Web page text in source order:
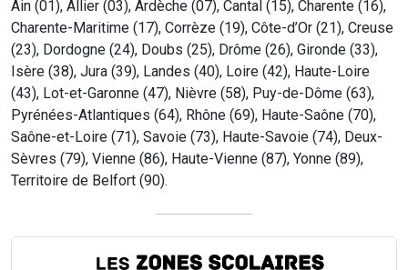
Ain (01), Allier (03), Ardèche (07), Cantal (15), Charente (16),
Charente-Maritime (17), Corrèze (19), Côte-d’Or (21), Creuse
(23), Dordogne (24), Doubs (25), Drôme (26), Gironde (33),
Isère (38), Jura (39), Landes (40), Loire (42), Haute-Loire
(43), Lot-et-Garonne (47), Nièvre (58), Puy-de-Dôme (63),
Pyrénées-Atlantiques (64), Rhône (69), Haute-Saône (70),
Saône-et-Loire (71), Savoie (73), Haute-Savoie (74), Deux-
Sèvres (79), Vienne (86), Haute-Vienne (87), Yonne (89),
Territoire de Belfort (90).